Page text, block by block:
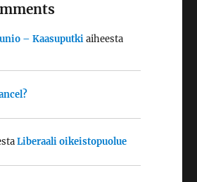
– Kaasuputkiaiheesta
Liberaali oikeistopuolue